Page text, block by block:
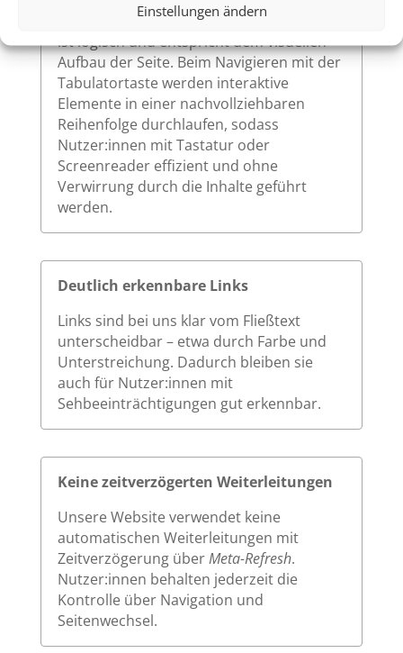
Einstellungen ändern
Die Fokusreihenfolge auf unserer Website
ist logisch und entspricht dem visuellen
Aufbau der Seite. Beim Navigieren mit der
Tabulatortaste werden interaktive
Elemente in einer nachvollziehbaren
Reihenfolge durchlaufen, sodass
Nutzer:innen mit Tastatur oder
Screenreader effizient und ohne
Verwirrung durch die Inhalte geführt
werden.
Deutlich erkennbare Links
Links sind bei uns klar vom Fließtext
unterscheidbar – etwa durch Farbe und
Unterstreichung. Dadurch bleiben sie
auch für Nutzer:innen mit
Sehbeeinträchtigungen gut erkennbar.
Keine zeitverzögerten Weiterleitungen
Unsere Website verwendet keine
automatischen Weiterleitungen mit
Zeitverzögerung überMeta-Refresh.
Nutzer:innen behalten jederzeit die
Kontrolle über Navigation und
Seitenwechsel.